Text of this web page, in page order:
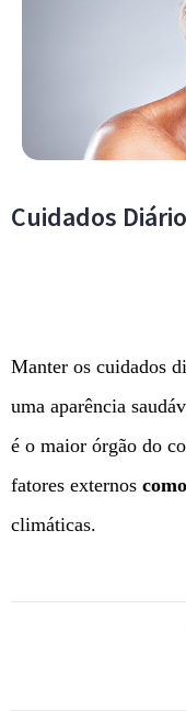
Cuidados
Manter os cuidados
uma aparência
é o maior órgão do
fatores externos como
climáticas.